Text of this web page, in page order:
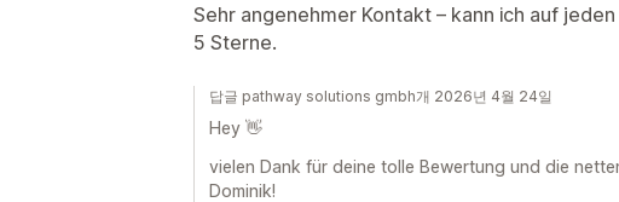
Sehr angenehmer Kontakt – kann ich auf
5 Sterne.
답글 pathway solutions gmbh개 2026년 4월 24일
Hey 👋
vielen Dank für deine tolle Bewertung und die
Dominik!